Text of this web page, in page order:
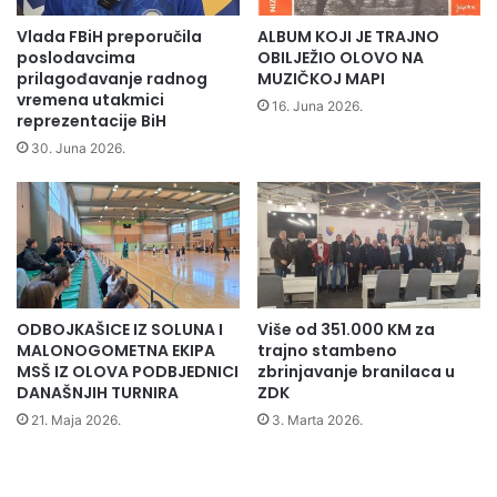
i
n
s
k
o
g
m
i
j
a
l
a
i
j
a
z
a
i
z
l
i
c
e
i
z
S
i
Vlada FBiH preporučila
poslodavcima
prilagođavanje radnog
vremena utakmici
reprezentacije BiH
30. Juna 2026.
ALBUM KOJI JE TRAJNO
OBILJEŽIO OLOVO NA
MUZIČKOJ MAPI
16. Juna 2026.
ODBOJKAŠICE IZ SOLUNA I
MALONOGOMETNA EKIPA
MSŠ IZ OLOVA PODBJEDNICI
DANAŠNJIH TURNIRA
21. Maja 2026.
Više od 351.000 KM za
trajno stambeno
zbrinjavanje branilaca u
ZDK
3. Marta 2026.